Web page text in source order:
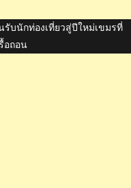
บนักท่องเที่ยวสู่ปีใหม่เขมรที่
อถอน